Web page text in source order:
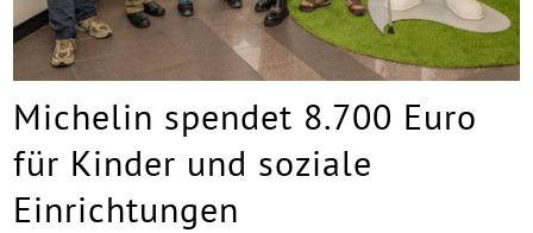
Michelin spendet 8.700 Euro
für Kinder und soziale
Einrichtungen